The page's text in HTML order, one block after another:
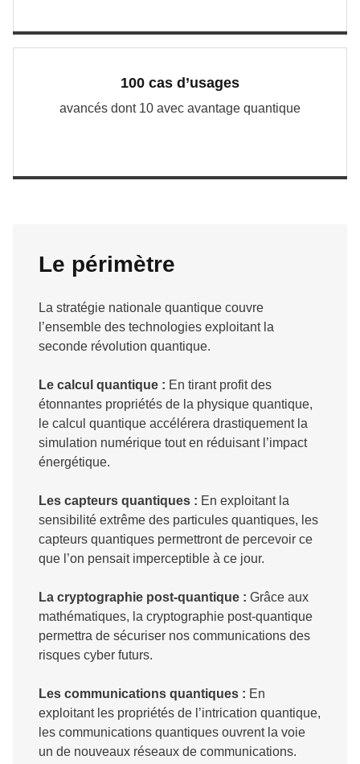
100 cas d’usages
avancés dont 10 avec avantage quantique
Le périmètre
La stratégie nationale quantique couvre
l’ensemble des technologies exploitant la
seconde révolution quantique.
Le calcul quantique : En tirant profit des
étonnantes propriétés de la physique quantique,
le calcul quantique accélérera drastiquement la
simulation numérique tout en réduisant l’impact
énergétique.
Les capteurs quantiques : En exploitant la
sensibilité extrême des particules quantiques, les
capteurs quantiques permettront de percevoir ce
que l’on pensait imperceptible à ce jour.
La cryptographie post-quantique : Grâce aux
mathématiques, la cryptographie post-quantique
permettra de sécuriser nos communications des
risques cyber futurs.
Les communications quantiques : En
exploitant les propriétés de l’intrication quantique,
les communications quantiques ouvrent la voie
un de nouveaux réseaux de communications.